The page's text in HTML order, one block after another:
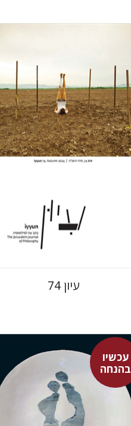
הנחת אתר ספר מודפס
$31
$28
עיון 74
עכשיו
בהנחהארווין שרדינגר
אבשלום אליצור
רונה אבירם